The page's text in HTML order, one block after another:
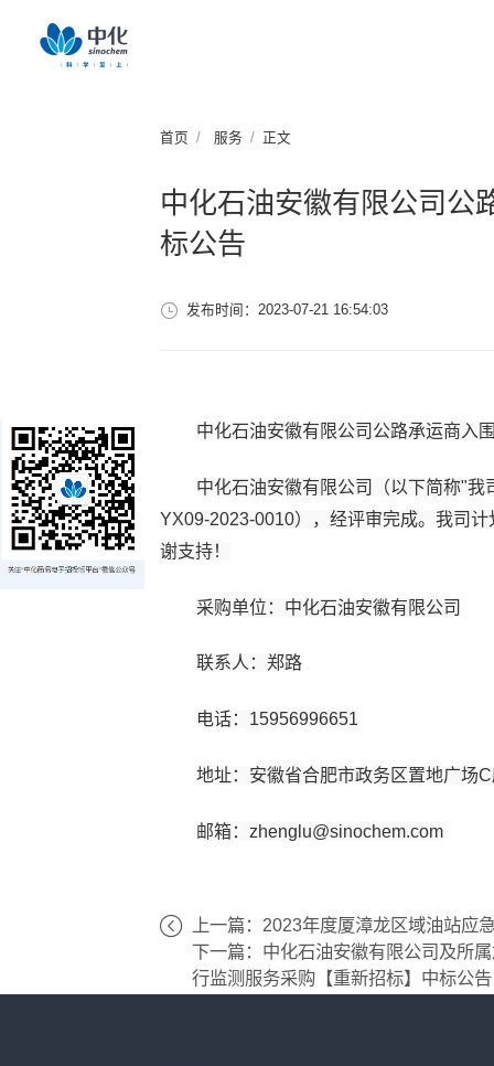
首页 服务 正文
中化石油安徽有限公司公
标公告
发布时间：2023-07-21 16:54:03
中化石油安徽有限公司公路承运商入
中化石油安徽有限公司（以下简称"我
YX09-2023-0010），经评审完成。我司
谢支持！
采购单位：中化石油安徽有限公司
联系人：郑路
电话：15956996651
地址：安徽省合肥市政务区置地广场
邮箱：zhenglu@sinochem.com
上一篇：2023年度厦漳龙区域油站应
下一篇：中化石油安徽有限公司及所
行监测服务采购【重新招标】中标公告